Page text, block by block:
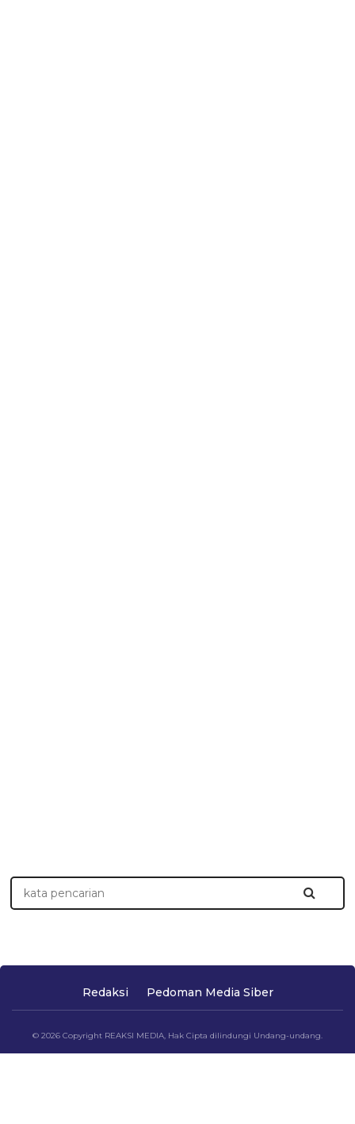
Redaksi Pedoman Media Siber
© 2026 Copyright REAKSI MEDIA, Hak Cipta dilindungi Undang-undang.